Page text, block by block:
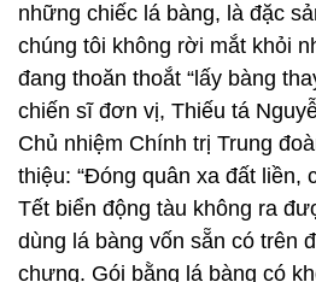
những chiếc lá bàng, là đặc
chúng tôi không rời mắt khỏi
đang thoăn thoắt “lấy bàng
chiến sĩ đơn vị, Thiếu tá
Chủ nhiệm Chính trị Trung
thiệu: “Đóng quân xa đất liền,
Tết biển động tàu không ra
dùng lá bàng vốn sẵn có trên
chưng. Gói bằng lá bàng có